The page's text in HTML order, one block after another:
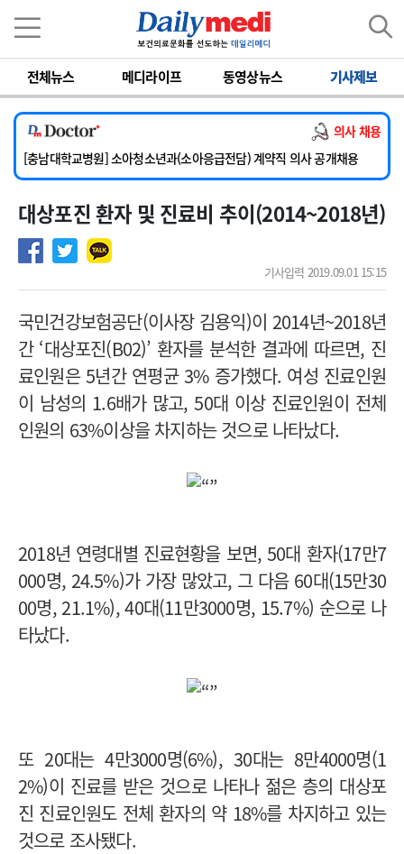
전체뉴스 메디라이프 동영상뉴스 기사제보
의사 채용
[서울아산병원] 2026년 하반기 인턴 모집
[영남대학교의료원] 마취통증의학과 임기제 임상의사 채용
[충남대학교병원] 소아청소년과(소아응급전담) 계약직 의사 공개채용
[동부병원] 계약직(응급의학과 전문의) 직원모집
[이대목동병원] 하반기 전공의(레지던트1년차) 모집
[서울아산병원] 2026년 하반기 인턴 모집
[영남대학교의료원] 마취통증의학과 임기제 임상의사 채용
대상포진 환자 및 진료비 추이(2014~2018년)
기사입력 2019.09.01 15:15
국민건강보험공단(이사장 김용익)이 2014년~2018년
간 ‘대상포진(B02)’ 환자를 분석한 결과에 따르면, 진
료인원은 5년간 연평균 3% 증가했다. 여성 진료인원
이 남성의 1.6배가 많고, 50대 이상 진료인원이 전체
인원의 63%이상을 차지하는 것으로 나타났다.
2018년 연령대별 진료현황을 보면, 50대 환자(17만7
000명, 24.5%)가 가장 많았고, 그 다음 60대(15만30
00명, 21.1%), 40대(11만3000명, 15.7%) 순으로 나
타났다.
또 20대는 4만3000명(6%), 30대는 8만4000명(1
2%)이 진료를 받은 것으로 나타나 젊은 층의 대상포
진 진료인원도 전체 환자의 약 18%를 차지하고 있는
것으로 조사됐다.